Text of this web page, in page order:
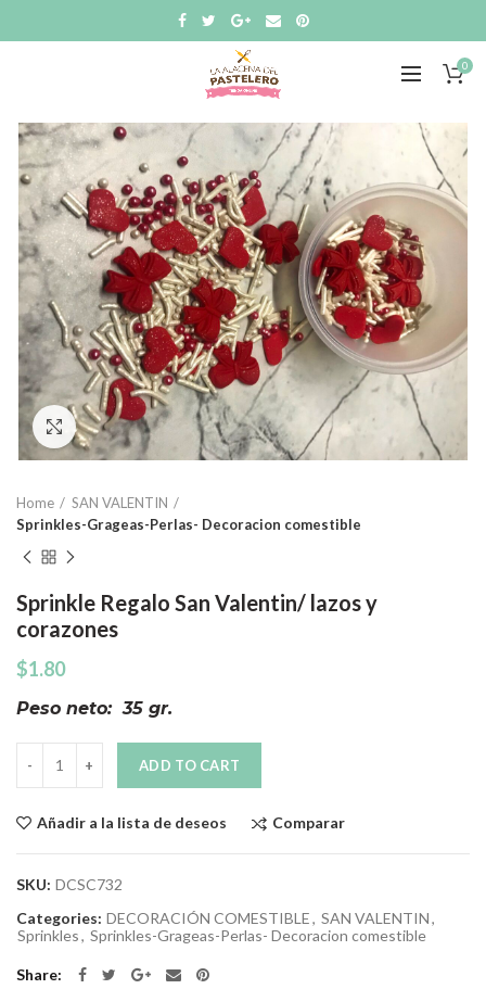
0
Click to enlarge
Home
SAN VALENTIN
Sprinkles-Grageas-Perlas- Decoracion comestible
Sprinkle Regalo San Valentin/ lazos y
corazones
$1.80
Peso neto: 35 gr.
ADD TO CART
Añadir a la lista de deseos Comparar
SKU: DCSC732
Categories: DECORACIÓN COMESTIBLE, SAN VALENTIN,
Sprinkles, Sprinkles-Grageas-Perlas- Decoracion comestible
Share